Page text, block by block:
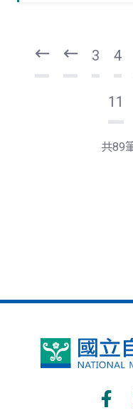
3 4
11
共89
國